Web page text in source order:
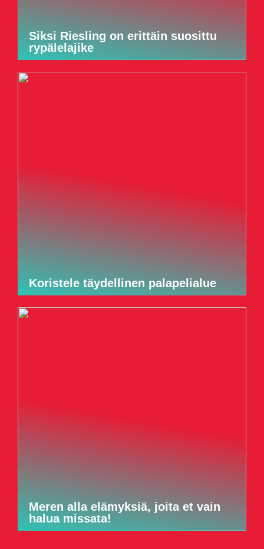
Siksi Riesling on erittäin suosittu
rypälelajike
Koristele täydellinen palapelialue
Meren alla elämyksiä, joita et vain
halua missata!